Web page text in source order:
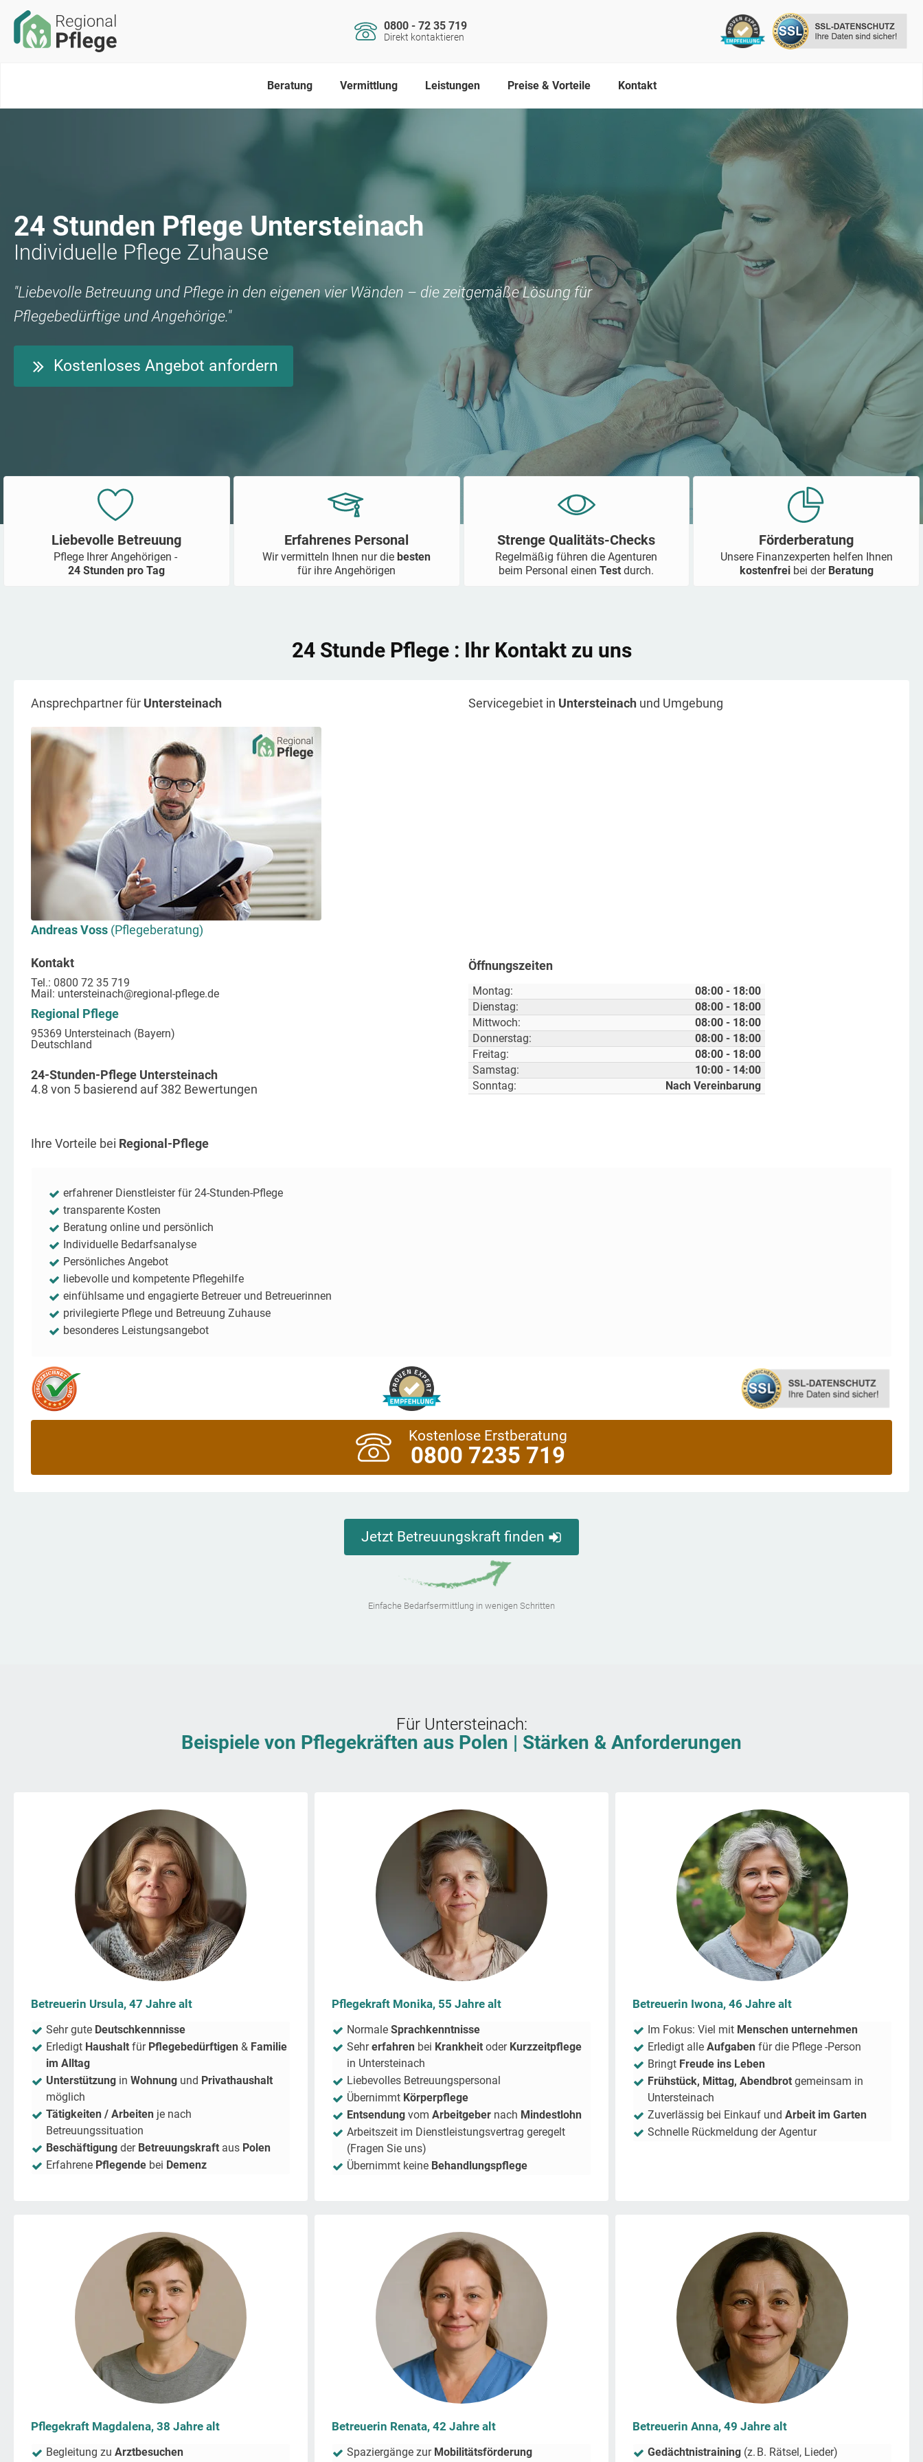
0800 - 72 35 719
Direkt kontaktieren
Beratung Vermittlung Leistungen Preise & Vorteile Kontakt
24 Stunden Pflege Untersteinach
Individuelle Pflege Zuhause
"Liebevolle Betreuung und Pflege in den eigenen vier Wänden – die zeitgemäße Lösung für
Pflegebedürftige und Angehörige."
Kostenloses Angebot anfordern
Liebevolle Betreuung
Pflege Ihrer Angehörigen -
24 Stunden pro Tag
Erfahrenes Personal
Wir vermitteln Ihnen nur diebesten
für ihre Angehörigen
Strenge Qualitäts-Checks
Regelmäßig führen die Agenturen
beim Personal einenTestdurch.
Förderberatung
Unsere Finanzexperten helfen Ihnen
kostenfrei bei der Beratung
24 Stunde Pflege : Ihr Kontakt zu uns
Ansprechpartner für Untersteinach
Andreas Voss (Pflegeberatung)
Kontakt
Tel.: 0800 72 35 719
Mail: untersteinach@regional-pflege.de
Regional Pflege
95369 Untersteinach (Bayern)
Deutschland
24-Stunden-Pflege Untersteinach
4.8 von 5 basierend auf382 Bewertungen
Servicegebiet in Untersteinach und Umgebung
Öffnungszeiten
Montag:
08:00 - 18:00
Dienstag:
08:00 - 18:00
Mittwoch:
08:00 - 18:00
Donnerstag:
08:00 - 18:00
Freitag:
08:00 - 18:00
Samstag:
10:00 - 14:00
Sonntag:
Nach Vereinbarung
Ihre Vorteile bei Regional-Pflege
erfahrener Dienstleister für 24-Stunden-Pflege
transparente Kosten
Beratung online und persönlich
Individuelle Bedarfsanalyse
Persönliches Angebot
liebevolle und kompetente Pflegehilfe
einfühlsame und engagierte Betreuer und Betreuerinnen
privilegierte Pflege und Betreuung Zuhause
besonderes Leistungsangebot
Kostenlose Erstberatung
0800 7235 719
Jetzt Betreuungskraft finden
Einfache Bedarfsermittlung in wenigen Schritten
Für Untersteinach:
Beispiele von Pflegekräften aus Polen | Stärken & Anforderungen
Betreuerin Ursula, 47 Jahre alt
Sehr gute Deutschkennnisse
Erledigt Haushalt für Pflegebedürftigen & Familie
im Alltag
Unterstützung in Wohnung und Privathaushalt
möglich
Tätigkeiten / Arbeiten je nach
Betreuungssituation
Beschäftigung der Betreuungskraft aus Polen
Erfahrene Pflegende bei Demenz
Pflegekraft Monika, 55 Jahre alt
Normale Sprachkenntnisse
Sehrerfahren bei Krankheit oder Kurzzeitpflege
in Untersteinach
Liebevolles Betreuungspersonal
Übernimmt Körperpflege
Entsendung vom Arbeitgeber nach Mindestlohn
Arbeitszeit im Dienstleistungsvertrag geregelt
(Fragen Sie uns)
Übernimmt keine Behandlungspflege
Betreuerin Iwona, 46 Jahre alt
Im Fokus: Viel mit Menschen unternehmen
Erledigt alle Aufgaben für die Pflege -Person
Bringt Freude ins Leben
Frühstück, Mittag, Abendbrot gemeinsam in
Untersteinach
Zuverlässig bei Einkauf und Arbeit im Garten
Schnelle Rückmeldung der Agentur
Pflegekraft Magdalena, 38 Jahre alt
Begleitung zu Arztbesuchen
Betreuerin Renata, 42 Jahre alt
Spaziergänge zur Mobilitätsförderung
Betreuerin Anna, 49 Jahre alt
Gedächtnistraining (z. B. Rätsel, Lieder)